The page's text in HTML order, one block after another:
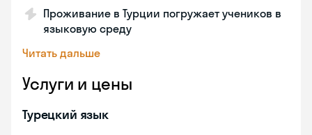
Проживание в Турции погружает учеников в
языковую среду
Читать дальше
Услуги и цены
Турецкий язык